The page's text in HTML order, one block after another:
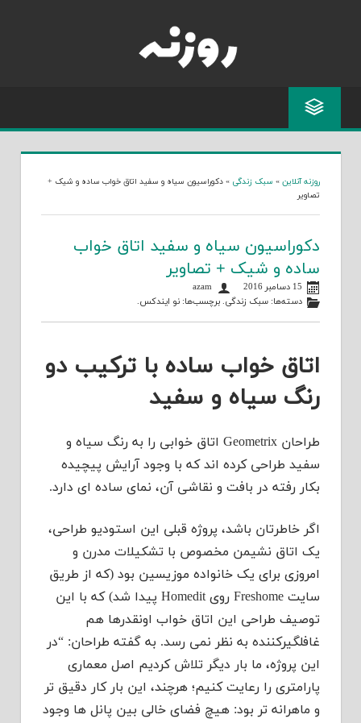
روزنه آنلاین » سبک زندگی » دکوراسیون سیاه و سفید اتاق خواب ساده و شیک +
تصاویر
دکوراسیون سیاه و سفید اتاق خواب
ساده و شیک + تصاویر
15 دسامبر 2016
دسته‌ها:سبک زندگی. برچسب‌ها:نو ایندکس.
اتاق خواب ساده با ترکیب دو
رنگ سیاه و سفید
طراحان Geometrix اتاق خوابی را به رنگ سیاه و
سفید طراحی کرده اند که با وجود آرایش پیچیده
بکار رفته در بافت و نقاشی آن، نمای ساده ای دارد.
اگر خاطرتان باشد، پروژه قبلی این استودیو طراحی،
یک اتاق نشیمن مخصوص با تشکیلات مدرن و
امروزی برای یک خانواده موزیسین بود (که از طریق
سایت Freshome روی Homedit پیدا شد) که با این
توصیف طراحی این اتاق خواب اونقدرها هم
غافلگیرکننده به نظر نمی رسد. به گفته طراحان: “در
این پروژه، ما بار دیگر تلاش کردیم اصل معماری
پارامتری را رعایت کنیم؛ هرچند، این بار کار دقیق تر
و ماهرانه تر بود: هیچ فضای خالی بین پانل ها وجود